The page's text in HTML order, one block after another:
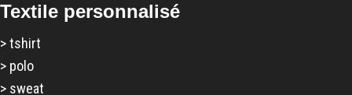
Textile personnalisé
>tshirt
> polo
> sweat